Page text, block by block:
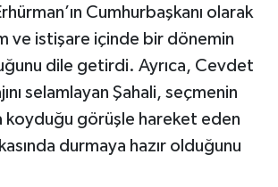
Cumhurbaşkanı olarak
ve istişare içinde bir dönemin
dile getirdi. Ayrıca, Cevdet
selamlayan Şahali, seçmenin
koyduğu görüşle hareket eden
durmaya hazır olduğunu